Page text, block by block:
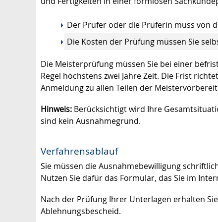
Der Prüfer oder die Prüferin muss von
Die Kosten der Prüfung müssen Sie
Die Meisterprüfung müssen Sie bei einer
Regel höchstens zwei Jahre Zeit. Die Frist
Anmeldung zu allen Teilen der
Hinweis: Berücksichtigt wird Ihre
sind kein Ausnahmegrund.
Verfahrensablauf
Sie müssen die Ausnahmebewilligung
Nutzen Sie dafür das Formular, das Sie im
Nach der Prüfung Ihrer Unterlagen erhalten
Ablehnungsbescheid.